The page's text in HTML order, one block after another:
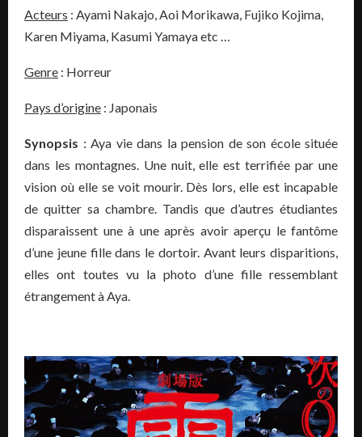
Acteurs : Ayami Nakajo, Aoi Morikawa, Fujiko Kojima,
Karen Miyama, Kasumi Yamaya etc …
Genre : Horreur
Pays d’origine : Japonais
Synopsis : Aya vie dans la pension de son école située
dans les montagnes. Une nuit, elle est terrifiée par une
vision où elle se voit mourir. Dès lors, elle est incapable
de quitter sa chambre. Tandis que d’autres étudiantes
disparaissent une à une après avoir aperçu le fantôme
d’une jeune fille dans le dortoir. Avant leurs disparitions,
elles ont toutes vu la photo d’une fille ressemblant
étrangement à Aya.